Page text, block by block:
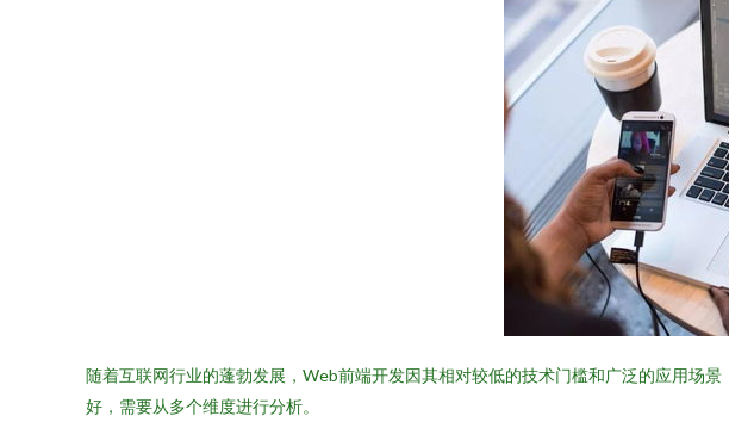
随着互联网行业的蓬勃发展，Web前端开发因其相对较低的技术门槛和广泛的应用场
好，需要从多个维度进行分析。